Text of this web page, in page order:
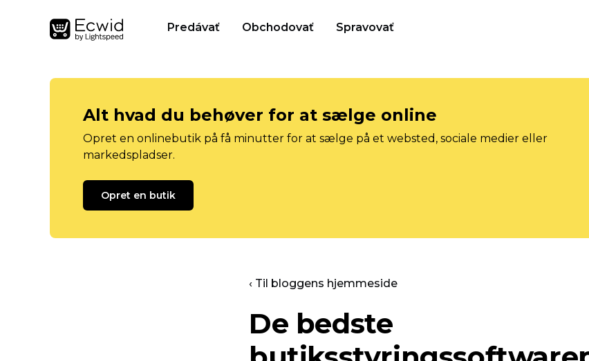
Predávať Obchodovať Spravovať
Alt hvad du behøver for at sælge online
Opret en onlinebutik på få minutter for at sælge på et websted, sociale medier eller
markedspladser.
Opret en butik
‹ Til bloggens hjemmeside
De bedste